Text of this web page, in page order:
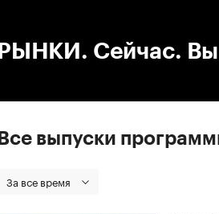
РЫНКИ. Сейчас.
Все выпуски
За все время